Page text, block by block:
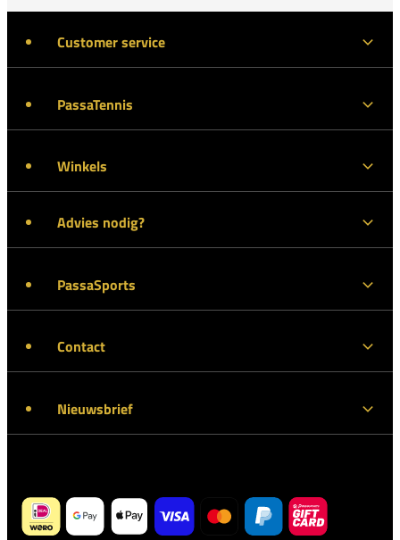
Customer service
PassaTennis
Winkels
Advies nodig?
PassaSports
Contact
Nieuwsbrief